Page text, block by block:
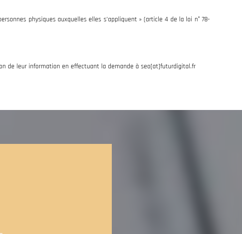
physiques auxquelles elles s’appliquent » (article 4 de la loi n° 78-
de leur information en effectuant la demande à seo[at]futurdigital.fr